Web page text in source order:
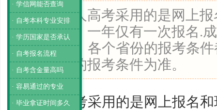
导读：成人高考采用的是网上
合的形式，一年仅有一次报名.
满18周岁，各个省份的报考条
要以当地的报考条件为准。
成人高考采用的是网上报名
· 学信网能否查询
· 自考本科专业安排
· 学历国家是否承认
· 自考报名流程
· 自考含金量高吗
· 容易通过的专业
· 毕业拿证时间多久